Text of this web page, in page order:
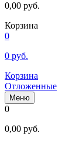
0,00 руб.
Корзина
0
0 руб.
Корзина
Отложенные
Меню
0
0,00 руб.